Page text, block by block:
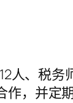
人、税
，并定